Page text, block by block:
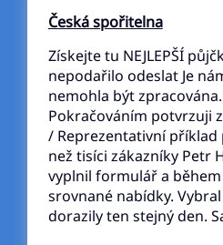
Česká spořitelna
Získejte tu NEJLEPŠÍ
nepodařilo odeslat Je
nemohla být
Pokračováním potvrzuji
/ Reprezentativní příklad
než tisíci zákazníky Petr
vyplnil formulář a
srovnané nabídky.
dorazily ten stejný den.